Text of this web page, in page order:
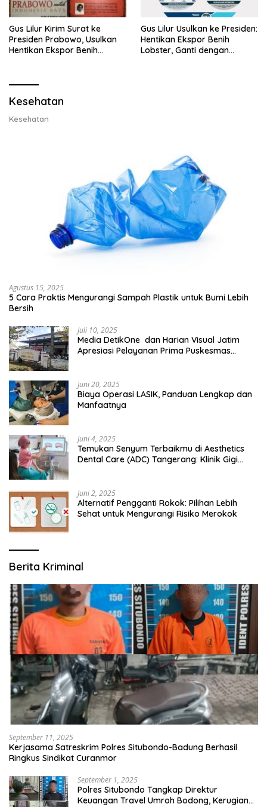
Gus Lilur Kirim Surat ke
Presiden Prabowo, Usulkan
Hentikan Ekspor Benih
Gus Lilur Usulkan ke Presiden:
Hentikan Ekspor Benih
Lobster, Ganti dengan
Kesehatan
Kesehatan
Agustus 15, 2025
5 Cara Praktis Mengurangi Sampah Plastik untuk Bumi Lebih
Bersih
Juli 10, 2025
Media DetikOne dan Harian Visual Jatim
Apresiasi Pelayanan Prima Puskesmas
Juni 20, 2025
Biaya Operasi LASIK, Panduan Lengkap dan
Manfaatnya
Juni 4, 2025
Temukan Senyum Terbaikmu di Aesthetics
Dental Care (ADC) Tangerang: Klinik Gigi
Juni 2, 2025
Alternatif Pengganti Rokok: Pilihan Lebih
Sehat untuk Mengurangi Risiko Merokok
Berita Kriminal
September 11, 2025
Kerjasama Satreskrim Polres Situbondo-Badung Berhasil
Ringkus Sindikat Curanmor
September 1, 2025
Polres Situbondo Tangkap Direktur
Keuangan Travel Umroh Bodong, Kerugian